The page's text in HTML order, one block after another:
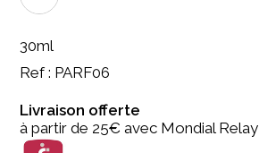
30ml
Ref : PARF06
Livraison offerte
à partir de 25€ avec Mondial Relay